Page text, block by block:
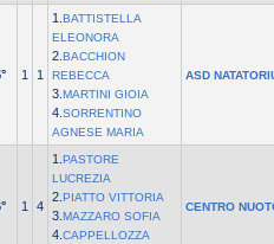
1 1
1. BATTISTELLA
ELEONORA
2. BACCHION
REBECCA
3. MARTINI GIOIA
4. SORRENTINO
AGNESE MARIA
ASD
1 4
1. PASTORE
LUCREZIA
2. PIATTO VITTORIA
3. MAZZARO SOFIA
4. CAPPELLOZZA
CENTRO